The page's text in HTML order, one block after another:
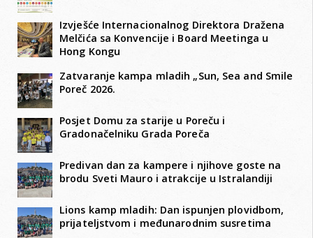
Izvješće Internacionalnog Direktora Dražena
Melčića sa Konvencije i Board Meetinga u
Hong Kongu
Zatvaranje kampa mladih „Sun, Sea and Smile
Poreč 2026.
Posjet Domu za starije u Poreču i
Gradonačelniku Grada Poreča
Predivan dan za kampere i njihove goste na
brodu Sveti Mauro i atrakcije u Istralandiji
Lions kamp mladih: Dan ispunjen plovidbom,
prijateljstvom i međunarodnim susretima